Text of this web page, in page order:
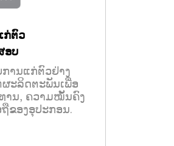
ກ່ຕົວ
ອບ
ານແກ່ຕົວຢ່າງ
ຜະລິດຕະພັນເພື່ອ
ານ, ຄວາມໝັ້ນຄົງ
ຂອງອຸປະກອນ.